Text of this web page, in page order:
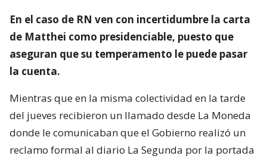
En el caso de RN ven con incertidumbre la carta
de Matthei como presidenciable, puesto que
aseguran que su temperamento le puede pasar
la cuenta.
Mientras que en la misma colectividad en la tarde
del jueves recibieron un llamado desde La Moneda
donde le comunicaban que el Gobierno realizó un
reclamo formal al diario La Segunda por la portada